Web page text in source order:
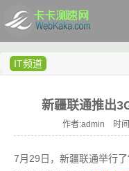
IT频道
新疆联通推出
作者:admin 时
7月29日，新疆联通举行了